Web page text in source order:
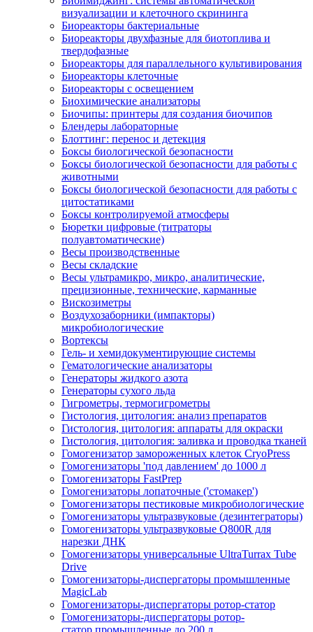
визуализации и клеточного скрининга
Биореакторы бактериальные
Биореакторы двухфазные для биотоплива и
твердофазные
Биореакторы для параллельного культивирования
Биореакторы клеточные
Биореакторы с освещением
Биохимические анализаторы
Биочипы: принтеры для создания биочипов
Блендеры лабораторные
Блоттинг: перенос и детекция
Боксы биологической безопасности
Боксы биологической безопасности для работы с
животными
Боксы биологической безопасности для работы с
цитостатиками
Боксы контролируемой атмосферы
Бюретки цифровые (титраторы
полуавтоматические)
Весы производственные
Весы складские
Весы ультрамикро, микро, аналитические,
прецизионные, технические, карманные
Вискозиметры
Воздухозаборники (импакторы)
микробиологические
Вортексы
Гель- и хемидокументирующие системы
Гематологические анализаторы
Генераторы жидкого азота
Генераторы сухого льда
Гигрометры, термогигрометры
Гистология, цитология: анализ препаратов
Гистология, цитология: аппараты для окраски
Гистология, цитология: заливка и проводка тканей
Гомогенизатор замороженных клеток CryoPress
Гомогенизаторы 'под давлением' до 1000 л
Гомогенизаторы FastPrep
Гомогенизаторы лопаточные ('стомакер')
Гомогенизаторы пестиковые микробиологические
Гомогенизаторы ультразвуковые (дезинтеграторы)
Гомогенизаторы ультразвуковые Q800R для
нарезки ДНК
Гомогенизаторы универсальные UltraTurrax Tube
Drive
Гомогенизаторы-диспергаторы промышленные
MagicLab
Гомогенизаторы-диспергаторы ротор-статор
Гомогенизаторы-диспергаторы ротор-
статор промышленные до 200 л